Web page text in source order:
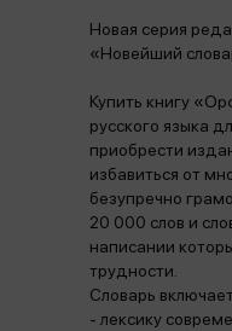
Новая серия
«Новейший
Купить книгу
русского языка
приобрести
избавиться от
безупречно
20 000 слов и
написании
трудности.
Словарь
- лексику